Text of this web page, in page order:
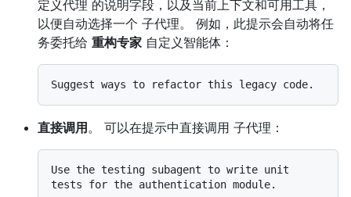
定义代理 的说明字段，以及当前上下文和可用工具，
以便自动选择一个 子代理。 例如，此提示会自动将任
务委托给 重构专家 自定义智能体：
直接调用。 可以在提示中直接调用 子代理：
Use the testing subagent to write unit